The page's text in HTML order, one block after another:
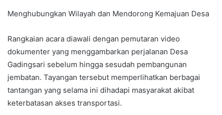
Menghubungkan Wilayah dan Mendorong Kemajuan Desa
Rangkaian acara diawali dengan pemutaran video
dokumenter yang menggambarkan perjalanan Desa
Gadingsari sebelum hingga sesudah pembangunan
jembatan. Tayangan tersebut memperlihatkan berbagai
tantangan yang selama ini dihadapi masyarakat akibat
keterbatasan akses transportasi.